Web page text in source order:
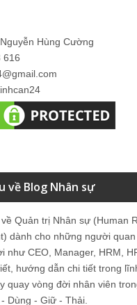
Hùng Cường
616
về Blog Nhân sự
Quản trị Nhân sự (Human
dành cho những người
như CEO, Manager, HRM,
hướng dẫn chi tiết trong
quay vòng đời nhân viên
Dùng - Giữ - Thải.